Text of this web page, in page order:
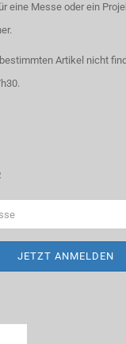
eine Messe oder ein
Artikel nicht